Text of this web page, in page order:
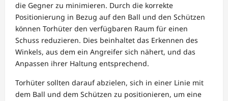
die Gegner zu minimieren. Durch die korrekte
Positionierung in Bezug auf den Ball und den Schützen
können Torhüter den verfügbaren Raum für einen
Schuss reduzieren. Dies beinhaltet das Erkennen des
Winkels, aus dem ein Angreifer sich nähert, und das
Anpassen ihrer Haltung entsprechend.
Torhüter sollten darauf abzielen, sich in einer Linie mit
dem Ball und dem Schützen zu positionieren, um eine